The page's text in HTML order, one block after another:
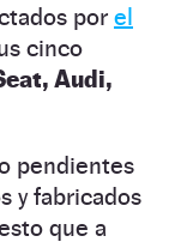
por el
cinco
Audi,
pendientes
y fabricados
que a